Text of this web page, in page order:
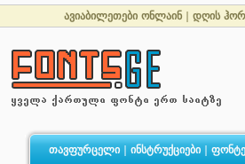
ავიაბილეთები ონლაინ დღის
თავფურცელი| ინსტრუქციები|